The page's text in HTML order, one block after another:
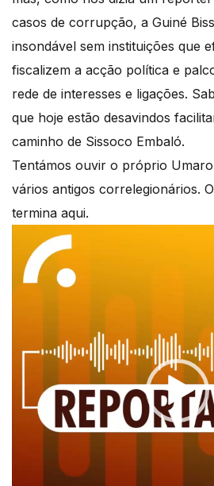
casos de corrupção, a Guiné
insondável sem instituições que
fiscalizem a acção política e
rede de interesses e ligações.
que hoje estão desavindos
caminho de Sissoco Embaló.
Tentámos ouvir o próprio
vários antigos correlegionários.
termina aqui.
Reprodutor
vídeo